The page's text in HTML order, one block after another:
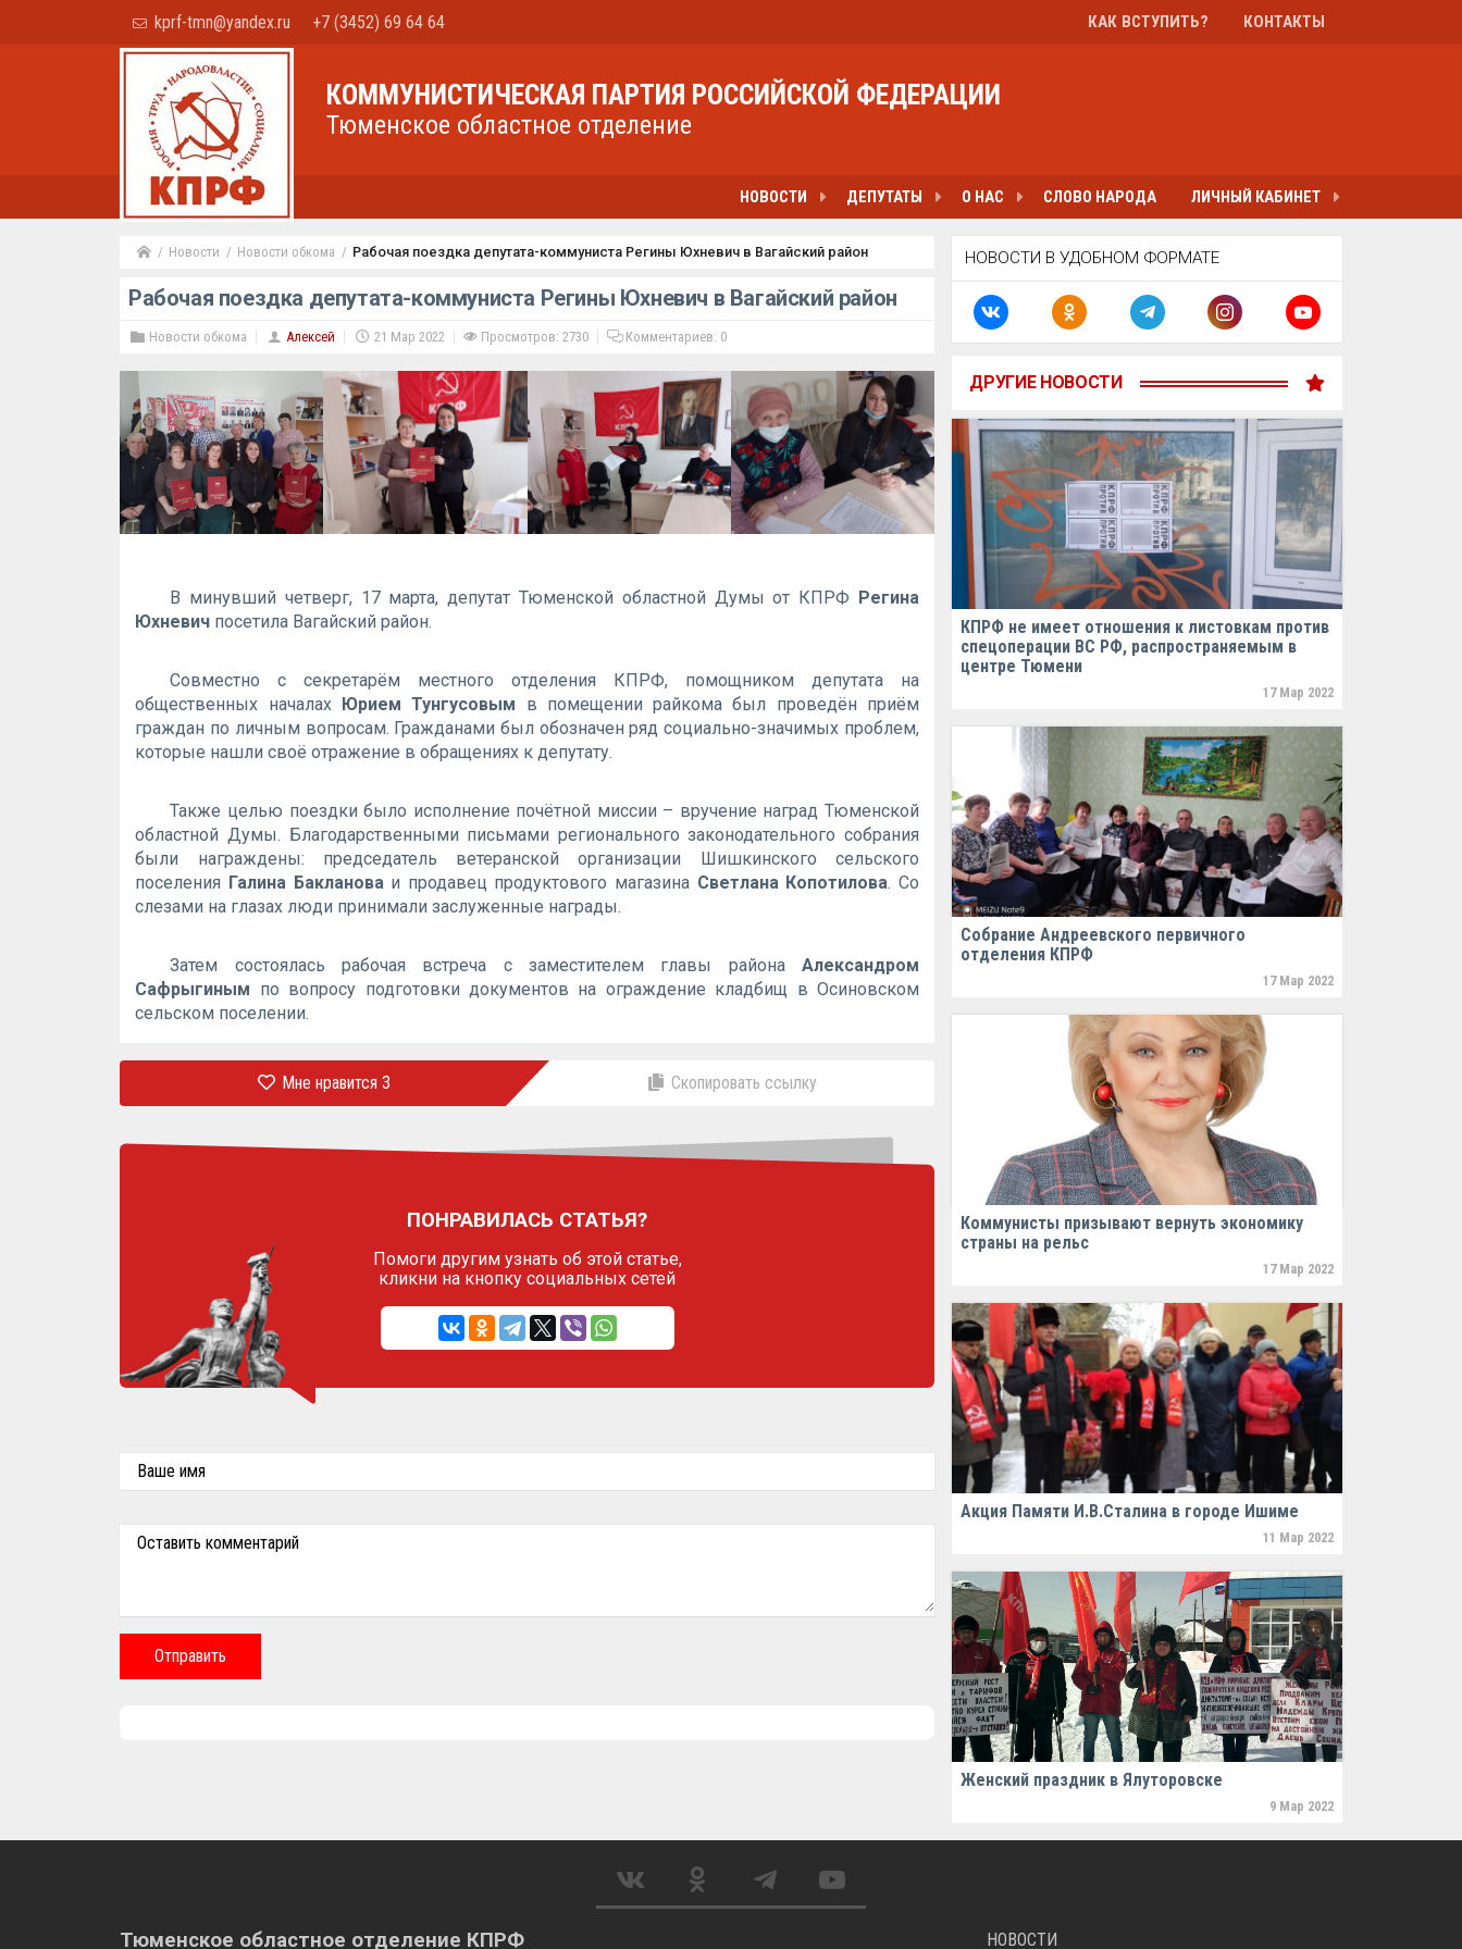
kprf-tmn@yandex.ru +7 (3452) 69 64 64 КАК ВСТУПИТЬ? КОНТАКТЫ
КОММУНИСТИЧЕСКАЯ ПАРТИЯ РОССИЙСКОЙ ФЕДЕРАЦИИ
Тюменское областное отделение
НОВОСТИ ДЕПУТАТЫ О НАС СЛОВО НАРОДА ЛИЧНЫЙ КАБИНЕТ
Новости Новости обкома Рабочая поездка депутата-коммуниста Регины Юхневич в Вагайский район
Рабочая поездка депутата-коммуниста Регины Юхневич в Вагайский район
Новости обкома Алексей 21 Мар 2022 Просмотров: 2730 Комментариев: 0
В минувший четверг, 17 марта, депутат Тюменской областной Думы от КПРФ Регина
Юхневич посетила Вагайский район.
Совместно с секретарём местного отделения КПРФ, помощником депутата на
общественных началах Юрием Тунгусовым в помещении райкома был проведён приём
граждан по личным вопросам. Гражданами был обозначен ряд социально-значимых проблем,
которые нашли своё отражение в обращениях к депутату.
Также целью поездки было исполнение почётной миссии – вручение наград Тюменской
областной Думы. Благодарственными письмами регионального законодательного собрания
были награждены: председатель ветеранской организации Шишкинского сельского
поселения Галина Баклановаи продавец продуктового магазина Светлана Копотилова. Со
слезами на глазах люди принимали заслуженные награды.
Затем состоялась рабочая встреча с заместителем главы района Александром
Сафрыгиным по вопросу подготовки документов на ограждение кладбищ в Осиновском
сельском поселении.
Мне нравится3 Скопировать ссылку
ПОНРАВИЛАСЬ СТАТЬЯ?
Помоги другим узнать об этой статье,
кликни на кнопку социальных сетей
Ваше имя
Оставить комментарий
Отправить
НОВОСТИ В УДОБНОМ ФОРМАТЕ
ДРУГИЕ НОВОСТИ
КПРФ не имеет отношения к листовкам против
спецоперации ВС РФ, распространяемым в
центре Тюмени
17 Мар 2022
Собрание Андреевского первичного
отделения КПРФ
17 Мар 2022
Коммунисты призывают вернуть экономику
страны на рельс
17 Мар 2022
Акция Памяти И.В.Сталина в городе Ишиме
11 Мар 2022
Женский праздник в Ялуторовске
9 Мар 2022
Тюменское областное отделение КПРФ НОВОСТИ